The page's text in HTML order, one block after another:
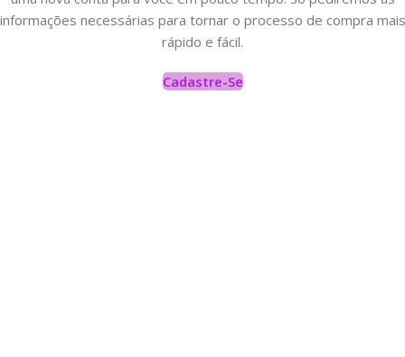
informações necessárias para tornar o processo de compra mais
rápido e fácil.
Cadastre-Se